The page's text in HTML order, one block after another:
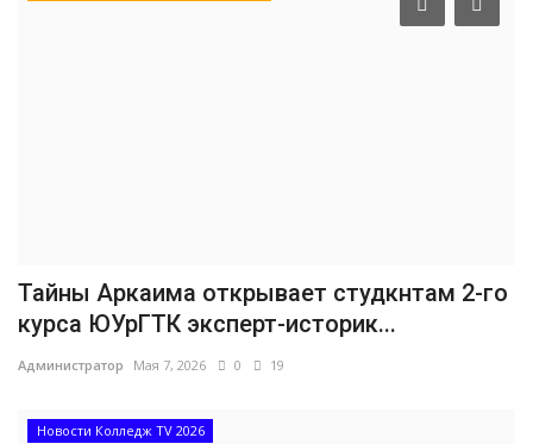
Тайны Аркаима открывает студкнтам 2-го
курса ЮУрГТК эксперт-историк...
Администратор Мая 7, 2026 0 19
Новости Колледж TV 2026